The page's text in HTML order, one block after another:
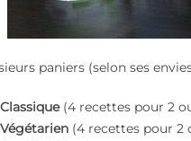
paniers (selon ses
(4 recettes pour 2
(4 recettes pour 2